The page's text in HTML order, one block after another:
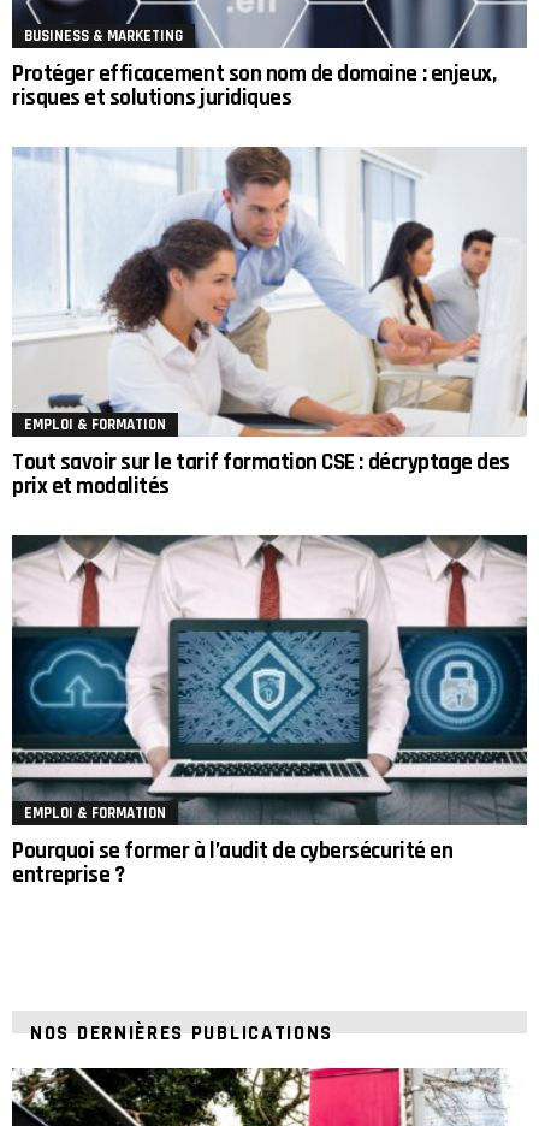
BUSINESS & MARKETING
Protéger efficacement son nom de domaine : enjeux,
risques et solutions juridiques
EMPLOI & FORMATION
Tout savoir sur le tarif formation CSE : décryptage des
prix et modalités
EMPLOI & FORMATION
Pourquoi se former à l’audit de cybersécurité en
entreprise ?
NOS DERNIÈRES PUBLICATIONS